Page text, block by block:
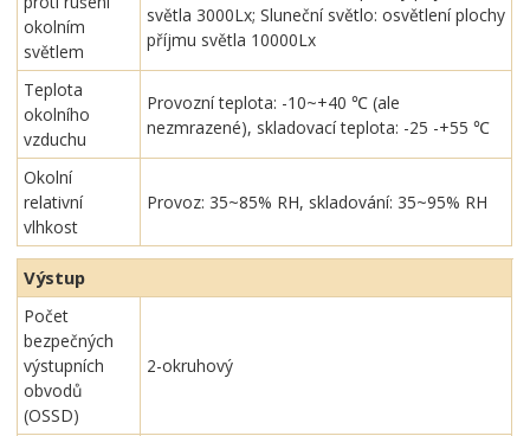
okolním
světlem
světla 3000Lx; Sluneční světlo: osvětlení plochy
příjmu světla 10000Lx
Teplota
okolního
vzduchu
Provozní teplota: -10~+40 ℃ (ale
nezmrazené), skladovací teplota: -25 -+55 ℃
Okolní
relativní
vlhkost
Provoz: 35~85% RH, skladování: 35~95% RH
Výstup
Počet
bezpečných
výstupních
obvodů
(OSSD)
2-okruhový